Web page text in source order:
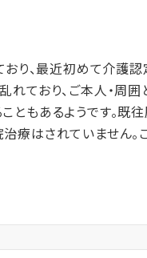
り、最近初めて介護
ており、ご本人・周
ともあるようです。既
療はされていません